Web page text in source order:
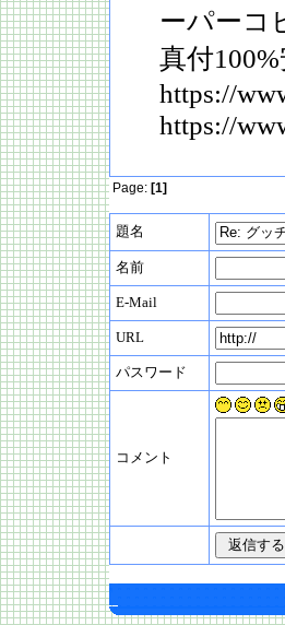
ーパーコ
真付
https://
https://
Page: [1]
題名
名前
E-Mail
URL
パスワード
コメント